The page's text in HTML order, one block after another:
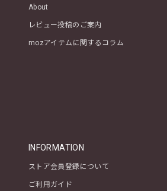
About
レビュー投稿のご案内
mozアイテムに関するコラム
INFORMATION
ストア会員登録について
ご利用ガイド